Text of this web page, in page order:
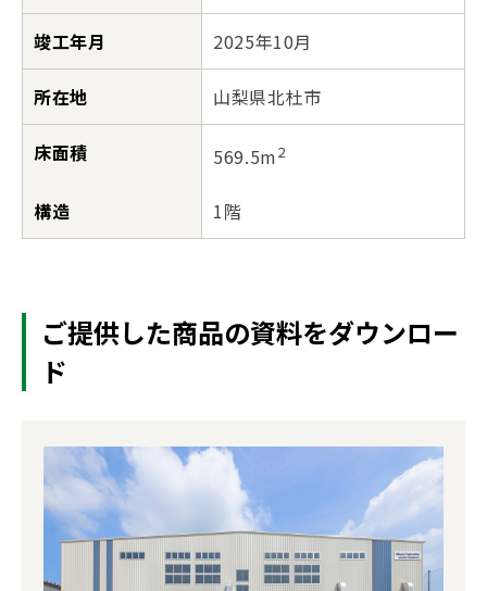
竣工年月 2025年10月
所在地 山梨県北杜市
床面積 569.5m2
構造 1階
ご提供した商品の資料をダウンロー
ド